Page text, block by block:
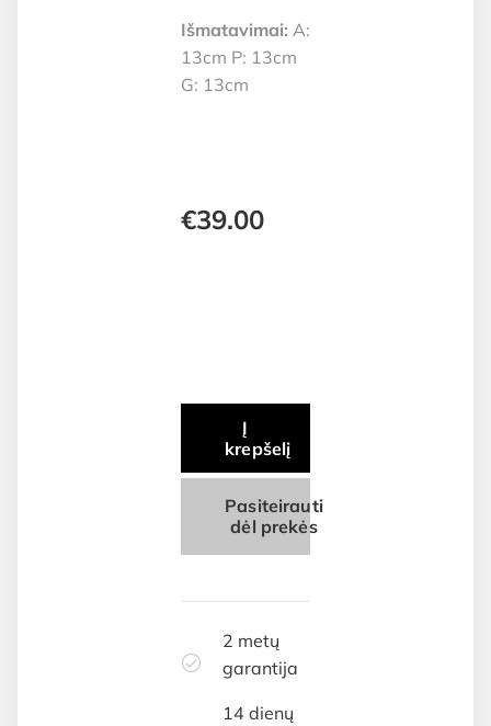
Išmatavimai: A:
13cm P: 13cm
G: 13cm
€39.00
Į
krepšelį
Pasiteirauti
dėl prekės
2 metų
garantija
14 dienų